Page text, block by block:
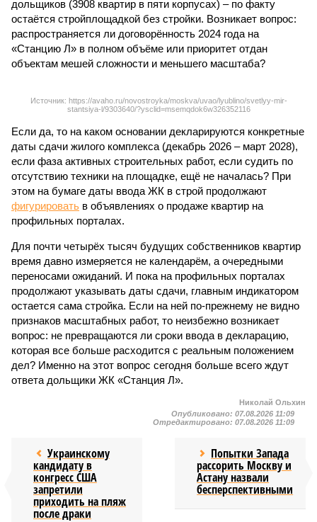
дольщиков (3908 квартир в пяти корпусах) – по факту
остаётся стройплощадкой без стройки. Возникает вопрос:
распространяется ли договорённость 2024 года на
«Станцию Л» в полном объёме или приоритет отдан
объектам мешей сложности и меньшего масштаба?
Источник: https://avaho.ru/novostroyka/moskva/uvao/lyublino/svetlyy-mir-
stantsiya-l/9303640/?ysclid=msemqdok6w326352116
Если да, то на каком основании декларируются конкретные
даты сдачи жилого комплекса (декабрь 2026 – март 2028),
если фаза активных строительных работ, если судить по
отсутствию техники на площадке, ещё не началась? При
этом на бумаге даты ввода ЖК в строй продолжают
фигурировать в объявлениях о продаже квартир на
профильных порталах.
Для почти четырёх тысяч будущих собственников квартир
время давно измеряется не календарём, а очередными
переносами ожиданий. И пока на профильных порталах
продолжают указывать даты сдачи, главным индикатором
остается сама стройка. Если на ней по-прежнему не видно
признаков масштабных работ, то неизбежно возникает
вопрос: не превращаются ли сроки ввода в декларацию,
которая все больше расходится с реальным положением
дел? Именно на этот вопрос сегодня больше всего ждут
ответа дольщики ЖК «Станция Л».
Николай Ольхин
Опубликовано: 07.08.2026 11:09
Отредактировано: 07.08.2026 11:09
Украинскому
кандидату в
конгресс США
запретили
приходить на пляж
после драки
Попытки Запада
рассорить Москву и
Астану назвали
бесперспективными